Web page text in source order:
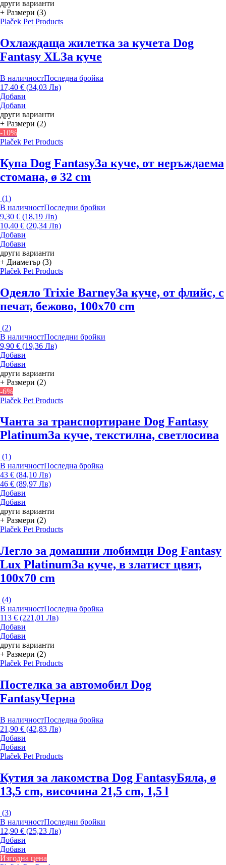
други варианти
+ Размери (3)
Plaček Pet Products
Охлаждаща жилетка за кучета Dog
Fantasy XLЗа куче
В наличностПоследна бройка
17,40 € (34,03 Лв)
Добави
Добави
други варианти
+ Размери (2)
-10%
Plaček Pet Products
Купа Dog FantasyЗа куче, от неръждаема
стомана, ø 32 cm
(1)
В наличностПоследни бройки
9,30 € (18,19 Лв)
10,40 € (20,34 Лв)
Добави
Добави
други варианти
+ Диаметър (3)
Plaček Pet Products
Одеяло Trixie BarneyЗа куче, от флийс, с
печат, бежово, 100x70 cm
(2)
В наличностПоследни бройки
9,90 € (19,36 Лв)
Добави
Добави
други варианти
+ Размери (2)
-6%
Plaček Pet Products
Чанта за транспортиране Dog Fantasy
PlatinumЗа куче, текстилна, светлосива
(1)
В наличностПоследна бройка
43 € (84,10 Лв)
46 € (89,97 Лв)
Добави
Добави
други варианти
+ Размери (2)
Plaček Pet Products
Легло за домашни любимци Dog Fantasy
Lux PlatinumЗа куче, в златист цвят,
100x70 cm
(4)
В наличностПоследна бройка
113 € (221,01 Лв)
Добави
Добави
други варианти
+ Размери (2)
Plaček Pet Products
Постелка за автомобил Dog
FantasyЧерна
В наличностПоследна бройка
21,90 € (42,83 Лв)
Добави
Добави
Plaček Pet Products
Кутия за лакомства Dog FantasyБяла, ø
13,5 cm, височина 21,5 cm, 1,5 l
(3)
В наличностПоследни бройки
12,90 € (25,23 Лв)
Добави
Добави
Изгодна цена